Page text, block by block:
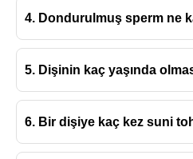
4. Dondurulmuş sperm ne
5. Dişinin kaç yaşında
6. Bir dişiye kaç kez suni